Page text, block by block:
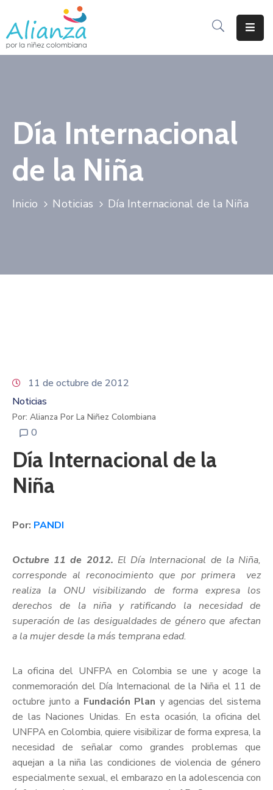
Inicio
Documentos
Sé
De
Día Internacional
de la Niña
Inicio Noticias Día Internacional de la Niña
11 de octubre de 2012
Noticias
Por: Alianza Por La Niñez Colombiana
0
Día Internacional de la
Niña
Por: PANDI
Octubre 11 de 2012. El Día Internacional de la Niña,
corresponde al reconocimiento que por primera vez
realiza la ONU visibilizando de forma expresa los
derechos de la niña y ratificando la necesidad de
superación de las desigualdades de género que afectan
a la mujer desde la más temprana edad.
La oficina del UNFPA en Colombia se une y acoge la
conmemoración del Día Internacional de la Niña el 11 de
octubre junto a Fundación Plan y agencias del sistema
de las Naciones Unidas. En esta ocasión, la oficina del
UNFPA en Colombia, quiere visibilizar de forma expresa, la
necesidad de señalar como grandes problemas que
aquejan a la niña las condiciones de violencia de género
especialmente sexual, el embarazo en la adolescencia con